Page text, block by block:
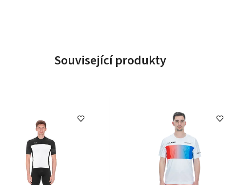
Související produkty